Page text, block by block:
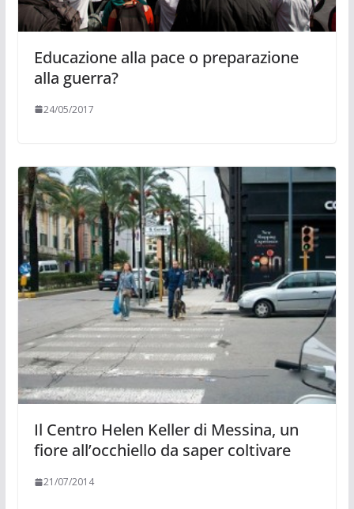
Educazione alla pace o preparazione
alla guerra?
24/05/2017
Il Centro Helen Keller di Messina, un
fiore all’occhiello da saper coltivare
21/07/2014